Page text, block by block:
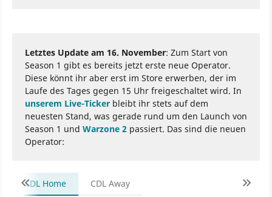
Letztes Update am 16. November: Zum Start von
Season 1 gibt es bereits jetzt erste neue Operator.
Diese könnt ihr aber erst im Store erwerben, der im
Laufe des Tages gegen 15 Uhr freigeschaltet wird. In
unserem Live-Ticker bleibt ihr stets auf dem
neuesten Stand, was gerade rund um den Launch von
Season 1 und Warzone 2 passiert. Das sind die neuen
Operator:
CDL Home CDL Away